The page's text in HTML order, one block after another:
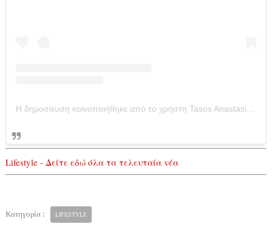
Η δημοσίευση κοινοποιήθηκε από το χρήστη Tasos Anastasios Iordanidis (@iordanidis_tasos)
Lifestyle - Δείτε εδώ όλα τα τελευταία νέα
Κατηγορία : LIFESTYLE